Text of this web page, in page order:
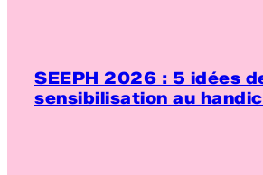
SEEPH 2026 : 5 idées
sensibilisation au